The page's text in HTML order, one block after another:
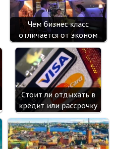
Чем бизнес класс
отличается от эконом
Стоит ли отдыхать в
кредит или рассрочку